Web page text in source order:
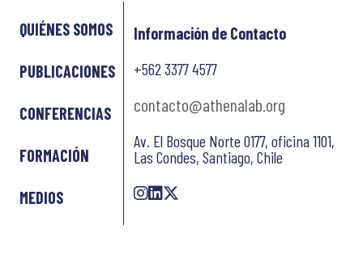
QUIÉNES SOMOS
PUBLICACIONES
CONFERENCIAS
FORMACIÓN
MEDIOS
Información de Contacto
+562 3377 4577
contacto@athenalab.org
Av. El Bosque Norte 0177, oficina 1101,
Las Condes, Santiago, Chile